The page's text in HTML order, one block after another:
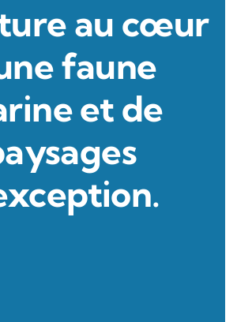
au cœur
faune
et de